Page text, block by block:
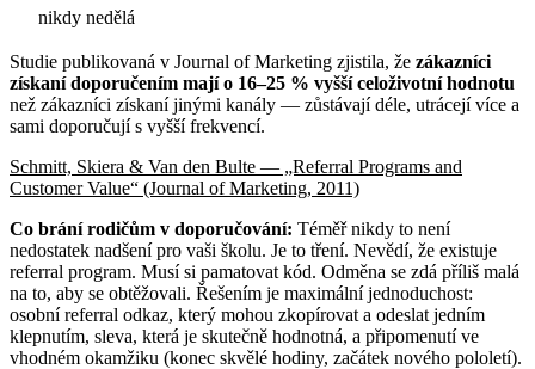
nikdy nedělá
Studie publikovaná v Journal of Marketing zjistila, že zákazníci
získaní doporučením mají o 16–25 % vyšší celoživotní hodnotu
než zákazníci získaní jinými kanály — zůstávají déle, utrácejí více a
sami doporučují s vyšší frekvencí.
Schmitt, Skiera & Van den Bulte — „Referral Programs and
Customer Value“ (Journal of Marketing, 2011)
Co brání rodičům v doporučování: Téměř nikdy to není
nedostatek nadšení pro vaši školu. Je to tření. Nevědí, že existuje
referral program. Musí si pamatovat kód. Odměna se zdá příliš malá
na to, aby se obtěžovali. Řešením je maximální jednoduchost:
osobní referral odkaz, který mohou zkopírovat a odeslat jedním
klepnutím, sleva, která je skutečně hodnotná, a připomenutí ve
vhodném okamžiku (konec skvělé hodiny, začátek nového pololetí).